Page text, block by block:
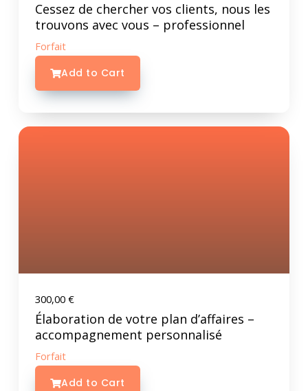
Cessez de chercher vos clients, nous les
trouvons avec vous – professionnel
Forfait
Add to Cart
300,00 €
Élaboration de votre plan d’affaires –
accompagnement personnalisé
Forfait
Add to Cart